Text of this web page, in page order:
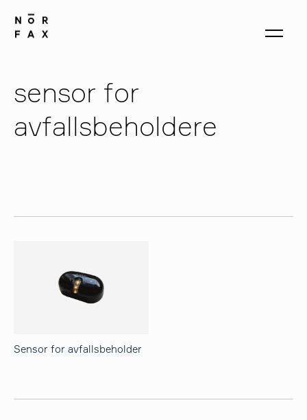
produkter
kontakt
søk
sensor for
avfallsbeholdere
Sensor for avfallsbeholder